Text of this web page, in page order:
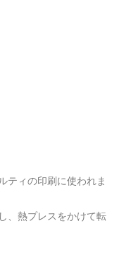
ティの印刷に使われま
、熱プレスをかけて転